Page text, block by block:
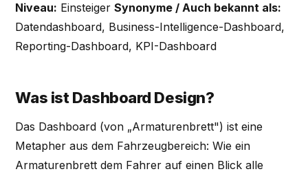
Niveau: EinsteigerSynonyme / Auch bekannt als:
Datendashboard, Business-Intelligence-Dashboard,
Reporting-Dashboard, KPI-Dashboard
Was ist Dashboard Design?
Das Dashboard (von „Armaturenbrett") ist eine
Metapher aus dem Fahrzeugbereich: Wie ein
Armaturenbrett dem Fahrer auf einen Blick alle